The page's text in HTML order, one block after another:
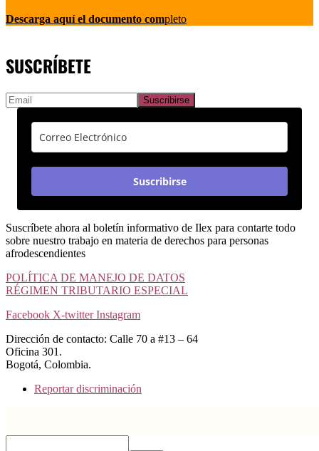
Descarga aquí el documento completo
SUSCRÍBETE
Suscribirse
Suscríbete ahora al boletín informativo de Ilex para contarte todo
sobre nuestro trabajo en materia de derechos para personas
afrodescendientes
POLÍTICA DE MANEJO DE DATOS
RÉGIMEN TRIBUTARIO ESPECIAL
Facebook X-twitter Instagram
Dirección de contacto: Calle 70 a #13 – 64
Oficina 301.
Bogotá, Colombia.
Reportar discriminación